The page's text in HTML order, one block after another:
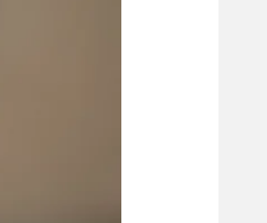
רשיון להקרנה